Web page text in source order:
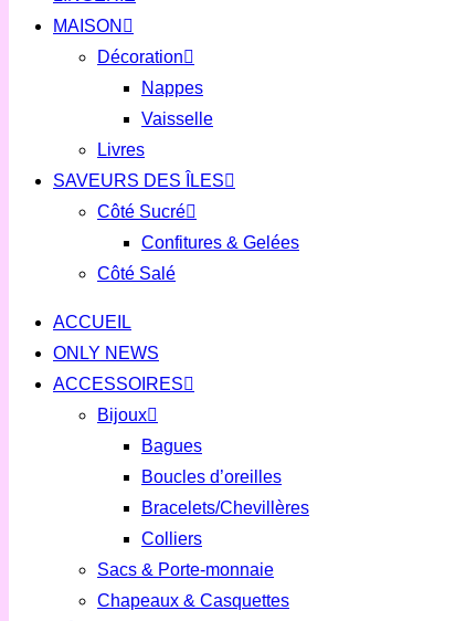
MAISON
Décoration
Nappes
Vaisselle
Livres
SAVEURS DES ÎLES
Côté Sucré
Confitures & Gelées
Côté Salé
ACCUEIL
ONLY NEWS
ACCESSOIRES
Bijoux
Bagues
Boucles d’oreilles
Bracelets/Chevillères
Colliers
Sacs & Porte-monnaie
Chapeaux & Casquettes